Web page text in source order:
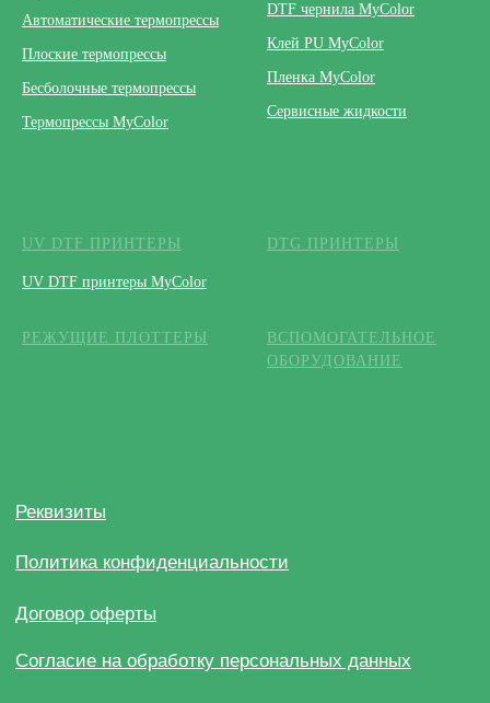
Автоматические термопрессы
Плоские термопрессы
Бесболочные термопрессы
Термопрессы MyColor
DTF чернила MyColor
Клей PU MyColor
Пленка MyColor
Сервисные жидкости
UV DTF ПРИНТЕРЫ
UV DTF принтеры MyColor
DTG ПРИНТЕРЫ
РЕЖУЩИЕ ПЛОТТЕРЫ
ВСПОМОГАТЕЛЬНОЕ
ОБОРУДОВАНИЕ